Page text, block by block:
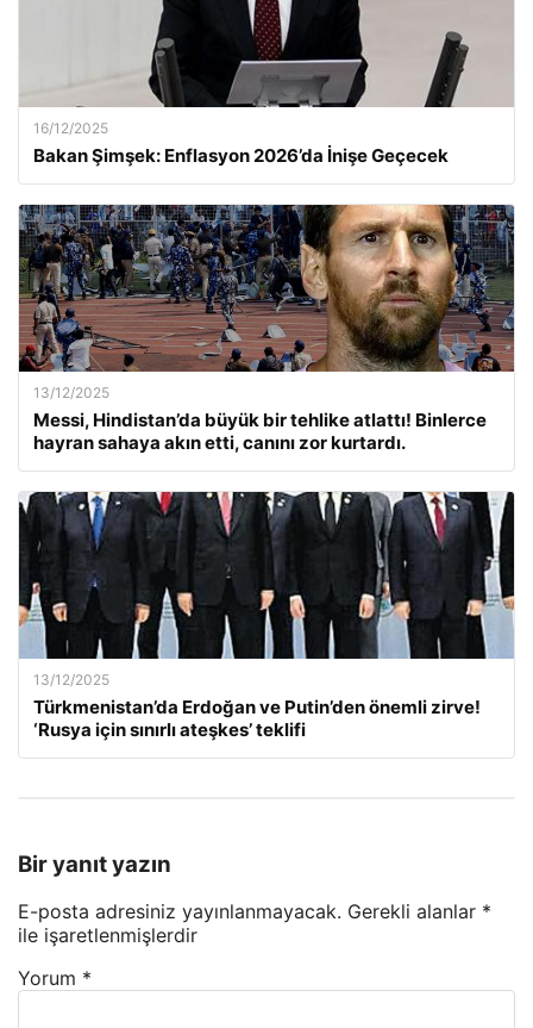
16/12/2025
Bakan Şimşek: Enflasyon 2026’da İnişe Geçecek
13/12/2025
Messi, Hindistan’da büyük bir tehlike atlattı! Binlerce
hayran sahaya akın etti, canını zor kurtardı.
13/12/2025
Türkmenistan’da Erdoğan ve Putin’den önemli zirve!
‘Rusya için sınırlı ateşkes’ teklifi
Bir yanıt yazın
E-posta adresiniz yayınlanmayacak. Gerekli alanlar *
ile işaretlenmişlerdir
Yorum *